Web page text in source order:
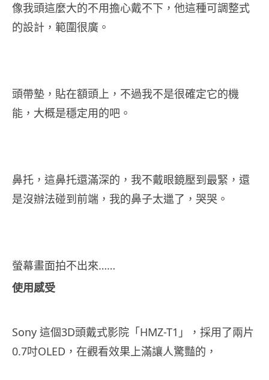
像我頭這麼大的不用擔心戴不下，他這種可調整式
的設計，範圍很廣。
頭帶墊，貼在額頭上，不過我不是很確定它的機
能，大概是穩定用的吧。
鼻托，這鼻托還滿深的，我不戴眼鏡壓到最緊，還
是沒辦法碰到前端，我的鼻子太邋了，哭哭。
螢幕畫面拍不出來……
使用感受
Sony 這個3D頭戴式影院「HMZ-T1」，採用了兩片
0.7吋OLED，在觀看效果上滿讓人驚豔的，